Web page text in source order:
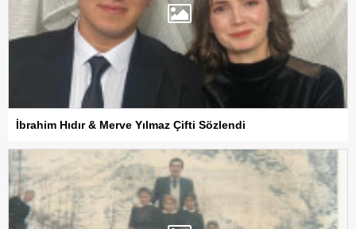
İbrahim Hıdır & Merve Yılmaz Çifti Sözlendi